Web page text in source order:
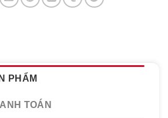
PHẨM
TOÁN